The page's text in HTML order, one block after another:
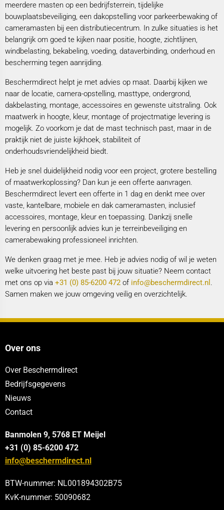
meerdere masten op een bedrijfsterrein, tijdelijke
bouwplaatsbeveiliging, een dakopstelling voor parkeerbewaking of
cameramasten bij een distributiecentrum. In zulke situaties is het
belangrijk om goed te kijken naar positie, hoogte, zichtlijnen,
windbelasting, bekabeling, voeding, dataverbinding, onderhoud en
bescherming tegen aanrijding.
Beschermdirect helpt je met advies op maat. Daarbij kijken we
naar de locatie, camera-opstelling, masttype, ondergrond,
dakbelasting, montage, accessoires en gewenste uitstraling. Ook
maatwerk in hoogte, kleur, montage of projectmatige levering is
mogelijk. Zo voorkom je dat de mast technisch past, maar in de
praktijk niet de juiste kijkhoek, stabiliteit of
onderhoudsvriendelijkheid biedt.
Heb je snel duidelijkheid nodig voor een project, grotere bestelling
of maatwerkoplossing? Dan kun je een offerte aanvragen.
Beschermdirect levert een offerte in 1 dag en denkt mee over
vaste, kantelbare, mobiele en dak cameramasten, inclusief
accessoires, montage, kleur en toepassing. Dankzij snelle
levering en persoonlijk advies kun je terreinbeveiliging en
camerabewaking professioneel inrichten.
We denken graag met je mee. Heb je advies nodig of wil je weten
welke uitvoering het beste past bij jouw situatie? Neem contact
met ons op via +31 (0) 85-6200 472of info@beschermdirect.nl .
Samen maken we jouw omgeving veilig en overzichtelijk.
Over ons
Over Beschermdirect
Bedrijfsgegevens
Nieuws
Contact
Banmolen 9, 5768 ET Meijel
+31 (0) 85-6200 472
info@beschermdirect.nl
BTW-nummer: NL001894302B75
KvK-nummer: 50090682